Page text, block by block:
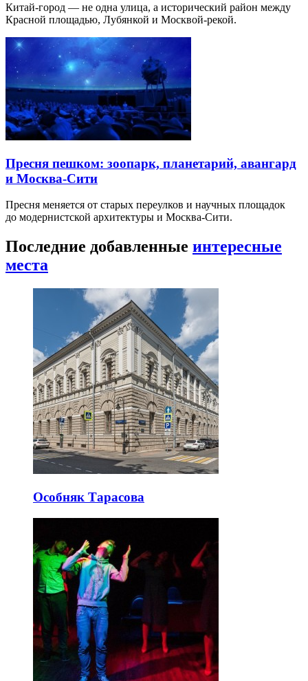
Китай-город — не одна улица, а исторический район между
Красной площадью, Лубянкой и Москвой-рекой.
Пресня пешком: зоопарк, планетарий, авангард
и Москва-Сити
Пресня меняется от старых переулков и научных площадок
до модернистской архитектуры и Москва-Сити.
Последние добавленные интересные
места
Особняк Тарасова